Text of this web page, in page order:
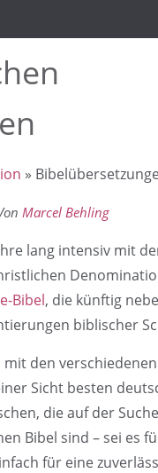
»
Marcel Behling
lang intensiv mit
Bibel, die künftig
biblischer
den
Sicht besten
die auf der
Bibel sind – sei es
für eine